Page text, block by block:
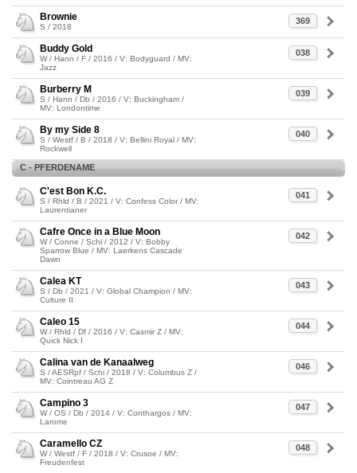
369
Brownie
S / 2018
038
Buddy Gold
W / Hann / F / 2016 / V: Bodyguard / MV:
Jazz
039
Burberry M
S / Hann / Db / 2016 / V: Buckingham /
MV: Londontime
040
By my Side 8
S / Westf / B / 2018 / V: Bellini Royal / MV:
Rockwell
C - PFERDENAME
041
C'est Bon K.C.
S / Rhld / B / 2021 / V: Confess Color / MV:
Laurentianer
042
Cafre Once in a Blue Moon
W / Conne / Schi / 2012 / V: Bobby
Sparrow Blue / MV: Laerkens Cascade
Dawn
043
Calea KT
S / Db / 2021 / V: Global Champion / MV:
Culture II
044
Caleo 15
W / Rhld / Df / 2016 / V: Casmir Z / MV:
Quick Nick I
046
Calina van de Kanaalweg
S / AESRpf / Schi / 2018 / V: Columbus Z /
MV: Cointreau AG Z
047
Campino 3
W / OS / Db / 2014 / V: Conthargos / MV:
Larome
048
Caramello CZ
W / Westf / F / 2018 / V: Crusoe / MV:
Freudenfest